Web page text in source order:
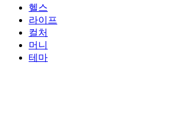
헬스
라이프
컬처
머니
테마